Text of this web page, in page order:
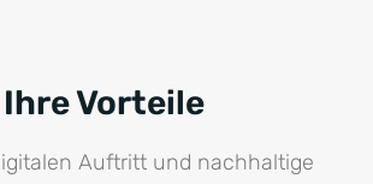
Ihre Vorteile
Auftritt und nachhaltige